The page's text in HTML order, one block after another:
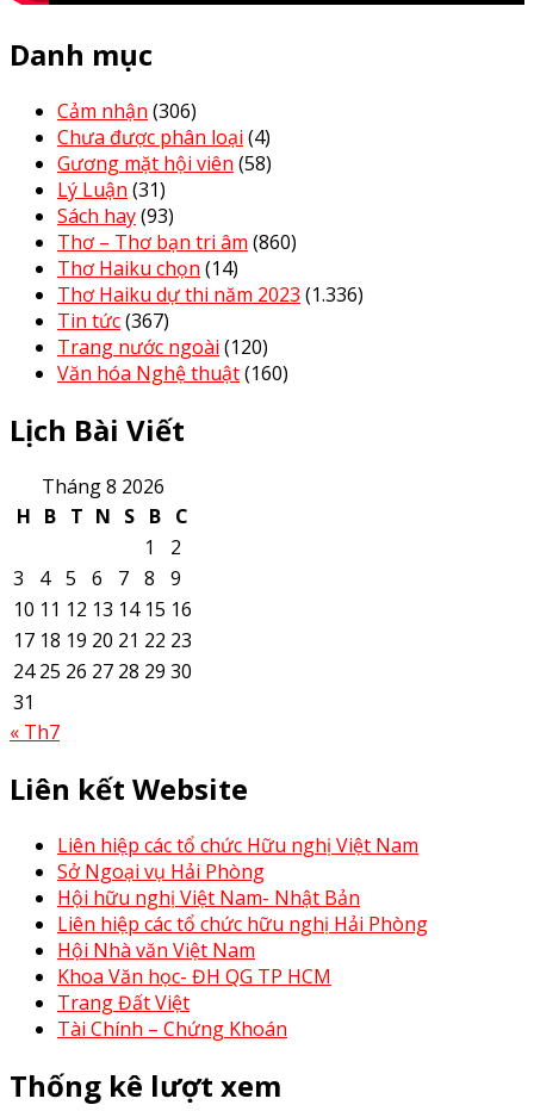
Danh mục
Cảm nhận (306)
Chưa được phân loại (4)
Gương mặt hội viên (58)
Lý Luận (31)
Sách hay(93)
Thơ – Thơ bạn tri âm (860)
Thơ Haiku chọn (14)
Thơ Haiku dự thi năm 2023 (1.336)
Tin tức(367)
Trang nước ngoài (120)
Văn hóa Nghệ thuật(160)
Lịch Bài Viết
Tháng 8 2026
H B T N S B C
1
2
3
4 5 6 7 8
9
10 11 12 13 14 15 16
17 18 19 20 21 22 23
24 25 26 27 28 29 30
31
« Th7
Liên kết Website
Liên hiệp các tổ chức Hữu nghị Việt Nam
Sở Ngoại vụ Hải Phòng
Hội hữu nghị Việt Nam- Nhật Bản
Liên hiệp các tổ chức hữu nghị Hải Phòng
Hội Nhà văn Việt Nam
Khoa Văn học- ĐH QG TP HCM
Trang Đất Việt
Tài Chính – Chứng Khoán
Thống kê lượt xem